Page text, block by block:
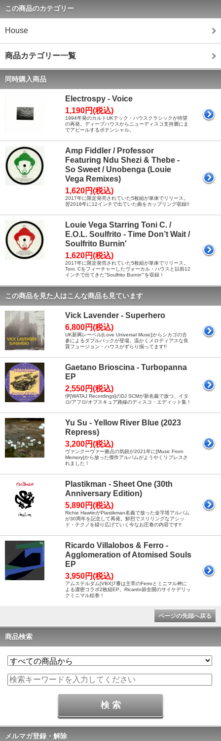
この商品のカテゴリー
House
商品カテゴリー一覧
同時購入商品
Electrospy - Voice
1,190円(税込)
1994年発のカルトUKテック・ハウスクラシックが待望
の再発。ディープハウスからニューディスコ支持層にま
でアピールするポテンシャル。
Amp Fiddler / Professor
Featuring Ndu Shezi & Thebe -
So Sweet / Unobenga (Louie
Vega Remixes)
1,620円(税込)
2017年に限定発売されていた5枚組が単体でリリース。
翌2018年に12インチで出ていた曲をカップリング収録!!
Louie Vega Starring Toni C. /
E.O.L. Soulfrito - Time Don’t Wait /
Soulfrito Burnin'
1,620円(税込)
2017年に限定発売されていた5枚組が単体でリリース。
Toni. Cをフィーチャーしたヴォーカル・ハウスと以前12
インチで出てきた"Soulfrito Burnin'"を収録！
この商品を見た人はこんな商品も見ています
Vick Lavender - Superhero
6,800円(税込)
UK新興レーベル[Love Universal Music]からシカゴの古
参によるダブルパックが登場。温かくメロディアスな良
質フュージョン・ハウスがずらり揃ってます!!
Gaetano Brioscina - Turbopanna
EP
2,550円(税込)
伊[WATAJ Recordings]のDJ SCMが新名義で放つ、イタ
ロ/アフロ/オブスキュア路線のディスコ・エディット集！
Yu Su - Yellow River Blue (2023
Repress)
3,200円(税込)
ヴァンクーヴァー拠点の気鋭が2021年に[Music From
Memory]から放った傑作アルバムがようやくリプレスさ
れました！
Plastikman - Sheet One (30th
Anniversary Edition)
5,890円(税込)
Richie HawtinがPlastikman名義で放った金字塔アルバム
が30周年を記念して再発。鮮烈でスリリングなアシッ
ド・テクノを繰り広げていく今なお圧巻の内容です!!
Ricardo Villalobos & Ferro -
Agglomeration of Atomised Souls
EP
3,950円(税込)
アムステルダム[VBX]7番は主宰のFerroとミニマル神に
よる濃密コラボ2枚組EP。Ricardo節全開のサイケデリッ
クミニマル絵巻！
ページの先頭へ戻る
商品検索
メルマガ登録・解除